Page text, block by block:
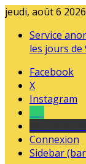
jeudi, août 6 2026
Service
les jours de
Facebook
X
Instagram
Connexion
Sidebar